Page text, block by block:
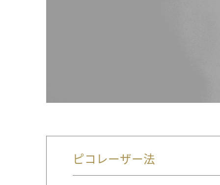
ピコレーザー法